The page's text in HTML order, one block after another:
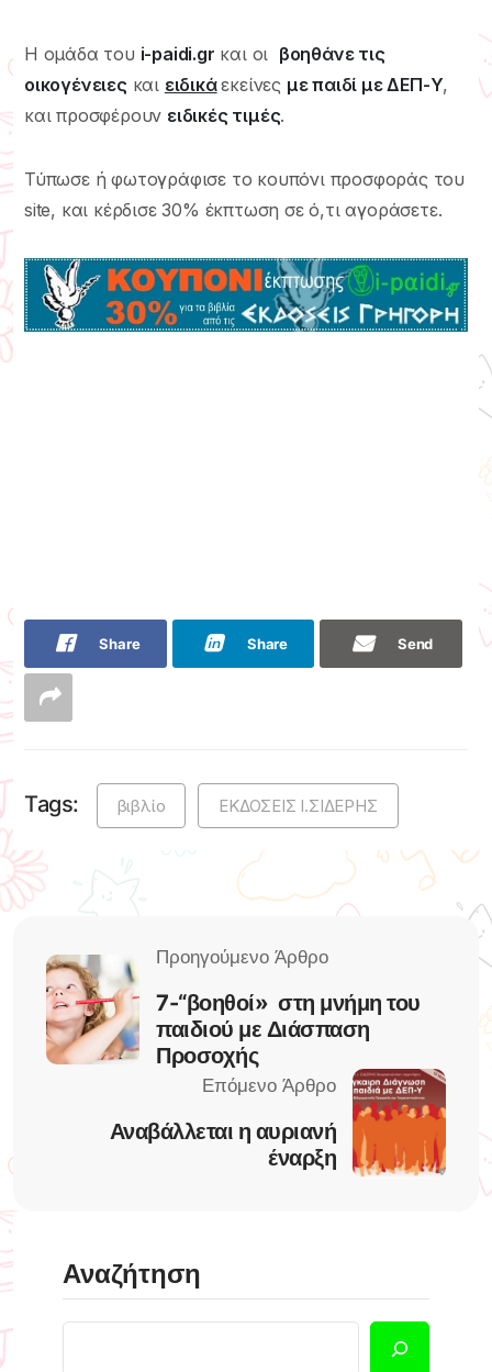
Η ομάδα του i-paidi.gr και οι βοηθάνε τις
οικογένειεςκαι ειδικάεκείνες με παιδί με ΔΕΠ-Υ,
και προσφέρουν ειδικές τιμές.
Τύπωσε ή φωτογράφισε το κουπόνι προσφοράς του
site, και κέρδισε 30% έκπτωση σε ό,τι αγοράσετε.
Share Share Send
Tags: βιβλίο ΕΚΔΟΣΕΙΣ Ι.ΣΙΔΕΡΗΣ
7-“βοηθοί» στη μνήμη του
παιδιού με Διάσπαση
Προσοχής
Αναβάλλεται η αυριανή
έναρξη
Αναζήτηση